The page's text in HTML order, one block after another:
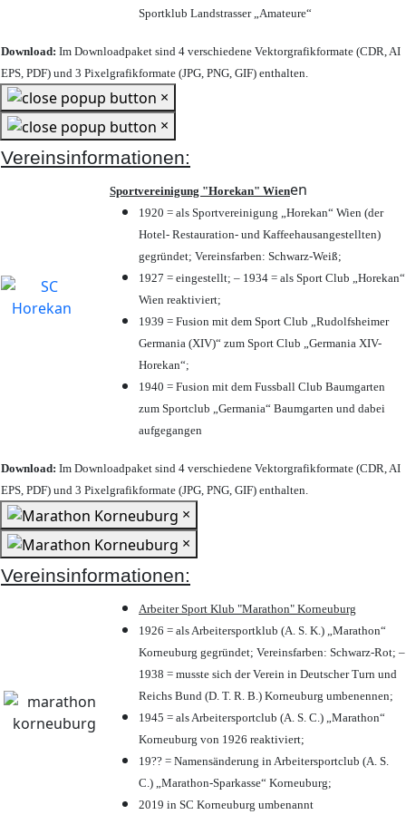
Sportklub Landstrasser „Amateure“
Download: Im Downloadpaket sind 4 verschiedene Vektorgrafikformate (CDR, AI
EPS, PDF) und 3 Pixelgrafikformate (JPG, PNG, GIF) enthalten.
×
×
Vereinsinformationen:
Sportvereinigung "Horekan" Wienen
1920 = als Sportvereinigung „Horekan“ Wien (der
Hotel- Restauration- und Kaffeehausangestellten)
gegründet; Vereinsfarben: Schwarz-Weiß;
1927 = eingestellt; – 1934 = als Sport Club „Horekan“
Wien reaktiviert;
1939 = Fusion mit dem Sport Club „Rudolfsheimer
Germania (XIV)“ zum Sport Club „Germania XIV-
Horekan“;
1940 = Fusion mit dem Fussball Club Baumgarten
zum Sportclub „Germania“ Baumgarten und dabei
aufgegangen
Download: Im Downloadpaket sind 4 verschiedene Vektorgrafikformate (CDR, AI
EPS, PDF) und 3 Pixelgrafikformate (JPG, PNG, GIF) enthalten.
×
×
Vereinsinformationen:
Arbeiter Sport Klub "Marathon" Korneuburg
1926 = als Arbeitersportklub (A. S. K.) „Marathon“
Korneuburg gegründet; Vereinsfarben: Schwarz-Rot; –
1938 = musste sich der Verein in Deutscher Turn und
Reichs Bund (D. T. R. B.) Korneuburg umbenennen;
1945 = als Arbeitersportclub (A. S. C.) „Marathon“
Korneuburg von 1926 reaktiviert;
19?? = Namensänderung in Arbeitersportclub (A. S.
C.) „Marathon-Sparkasse“ Korneuburg;
2019 in SC Korneuburg umbenannt